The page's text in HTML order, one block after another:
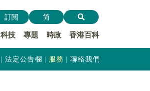
科技 專題 時政 香港百科
訂閱 简
法定公告欄 服務 聯絡我們